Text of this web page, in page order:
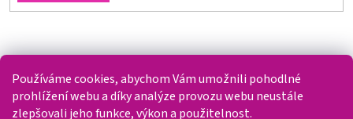
Používáme cookies, abychom Vám umožnili pohodlné
prohlížení webu a díky analýze provozu webu neustále
zlepšovali jeho funkce, výkon a použitelnost.